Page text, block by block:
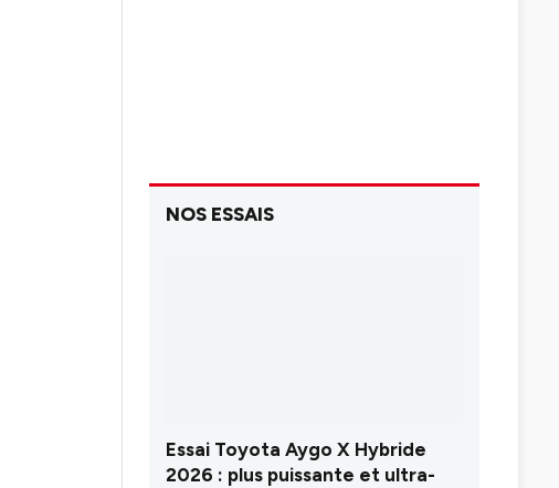
NOS ESSAIS
Essai Toyota Aygo X Hybride
2026 : plus puissante et ultra-